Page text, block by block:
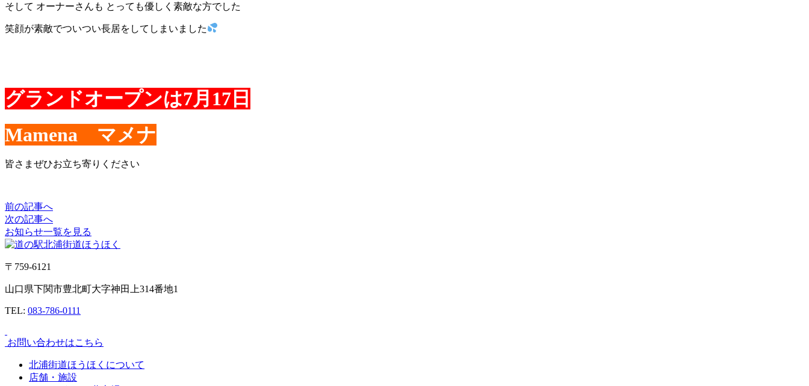
そして オーナーさんも とっても優しく素敵な方でした
笑顔が素敵でついつい長居をしてしまいました
グランドオープンは7月17日
Mamena マメナ
皆さまぜひお立ち寄りください
前の記事へ
次の記事へ
お知らせ一覧を見る
〒759-6121
山口県下関市豊北町大字神田上314番地1
TEL: 083-786-0111
お問い合わせはこちら
北浦街道ほうほくについて
店舗・施設